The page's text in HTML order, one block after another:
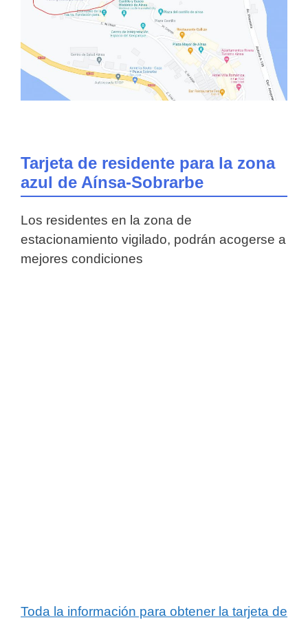
Tarjeta de residente para la zona
azul de Aínsa-Sobrarbe
Los residentes en la zona de
estacionamiento vigilado, podrán acogerse a
mejores condiciones
Toda la información para obtener la tarjeta de